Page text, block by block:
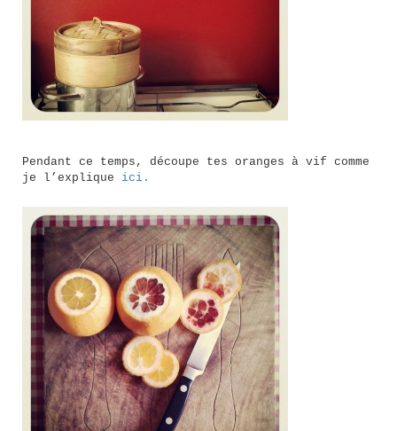
Pendant ce temps, découpe tes oranges à vif comme
je l’explique ici.